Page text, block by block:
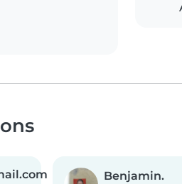
Benjamin.